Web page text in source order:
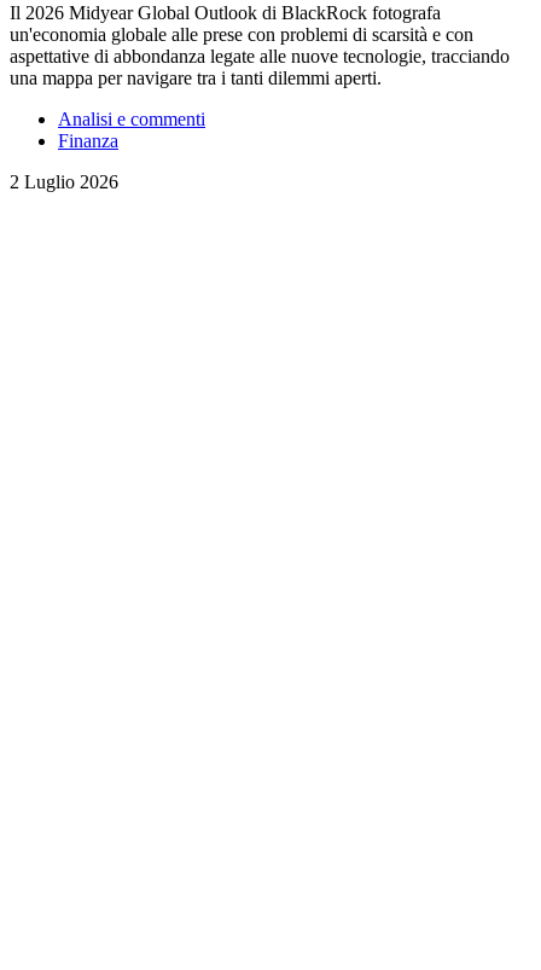
Il 2026 Midyear Global Outlook di BlackRock fotografa
un'economia globale alle prese con problemi di scarsità e con
aspettative di abbondanza legate alle nuove tecnologie, tracciando
una mappa per navigare tra i tanti dilemmi aperti.
Analisi e commenti
Finanza
2 Luglio 2026